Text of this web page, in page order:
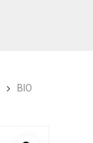
BIO